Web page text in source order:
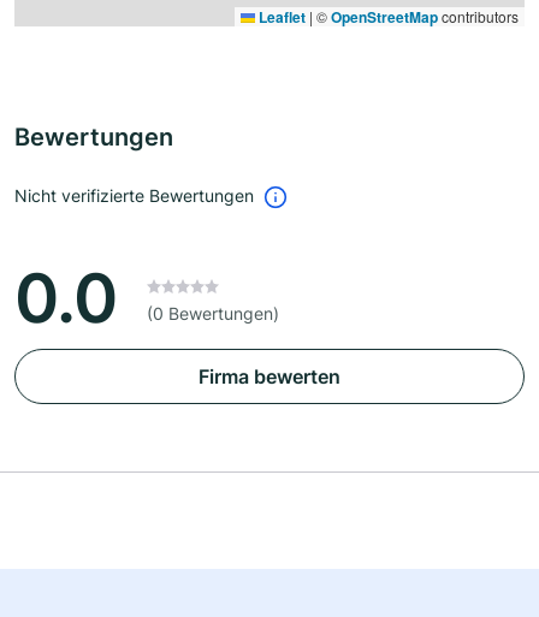
Leaflet | ©OpenStreetMapcontributors
Bewertungen
Nicht verifizierte Bewertungen
0.0 (0 Bewertungen)
Firma bewerten